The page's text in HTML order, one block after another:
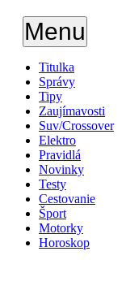
Menu
Titulka
Správy
Tipy
Zaujímavosti
Suv/Crossover
Elektro
Pravidlá
Novinky
Testy
Cestovanie
Šport
Motorky
Horoskop